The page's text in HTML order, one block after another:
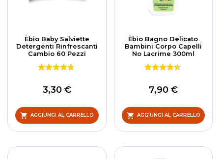
Èbio Baby Salviette
Detergenti Rinfrescanti
Cambio 60 Pezzi
3,30 €
AGGIUNGI AL CARRELLO
Èbio Bagno Delicato
Bambini Corpo Capelli
No Lacrime 300ml
7,90 €
AGGIUNGI AL CARRELLO